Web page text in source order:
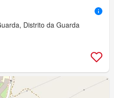
Distrito da Guarda